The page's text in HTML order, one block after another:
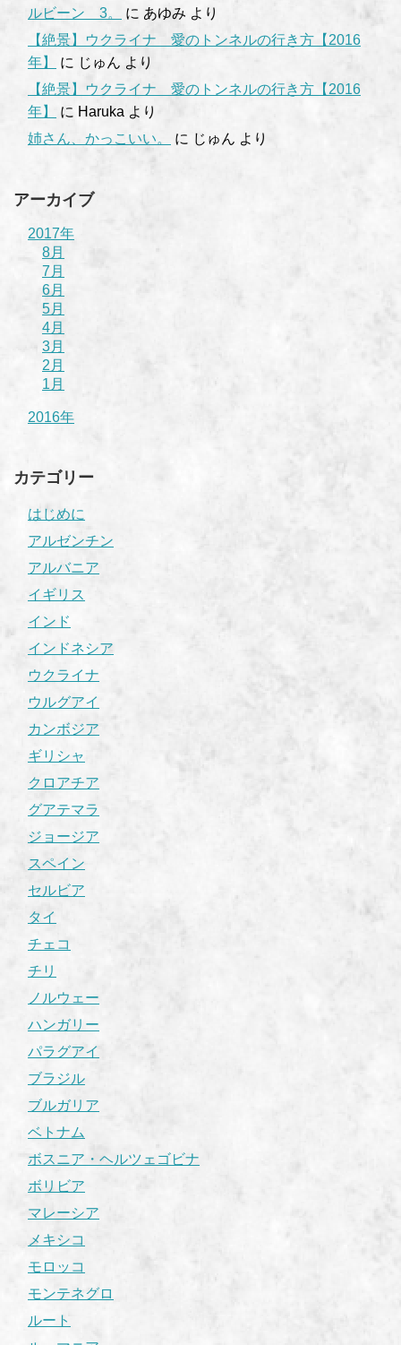
ルビーン 3。
に あゆみ より
【絶景】ウクライナ 愛のトンネルの行き方【2016
年】
に じゅん より
【絶景】ウクライナ 愛のトンネルの行き方【2016
年】
に Haruka より
姉さん、かっこいい。
に じゅん より
アーカイブ
2017年
8月
7月
6月
5月
4月
3月
2月
1月
2016年
カテゴリー
はじめに
アルゼンチン
アルバニア
イギリス
インド
インドネシア
ウクライナ
ウルグアイ
カンボジア
ギリシャ
クロアチア
グアテマラ
ジョージア
スペイン
セルビア
タイ
チェコ
チリ
ノルウェー
ハンガリー
パラグアイ
ブラジル
ブルガリア
ベトナム
ボスニア・ヘルツェゴビナ
ボリビア
マレーシア
メキシコ
モロッコ
モンテネグロ
ルート